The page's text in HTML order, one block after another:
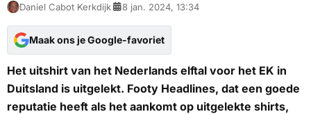
Daniel Cabot Kerkdijk 8 jan. 2024, 13:34
Maak ons je Google-favoriet
Het uitshirt van het Nederlands elftal voor het EK in
Duitsland is uitgelekt. Footy Headlines, dat een goede
reputatie heeft als het aankomt op uitgelekte shirts,